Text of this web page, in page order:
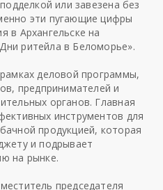
или завезена без
эти пугающие цифры
в Архангельске на
ритейла в Беломорье».
деловой программы,
предпринимателей и
органов. Главная
инструментов для
продукцией, которая
и подрывает
на рынке.
председателя